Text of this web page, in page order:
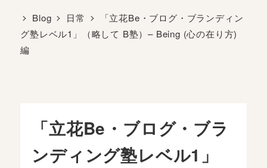
Blog 日常
「立花Be・ブログ・ブランディン
グ塾レベル1」（略して B塾）– Being (心の在り方)
編
「立花Be・ブログ・ブラ
ンディング塾レベル1」